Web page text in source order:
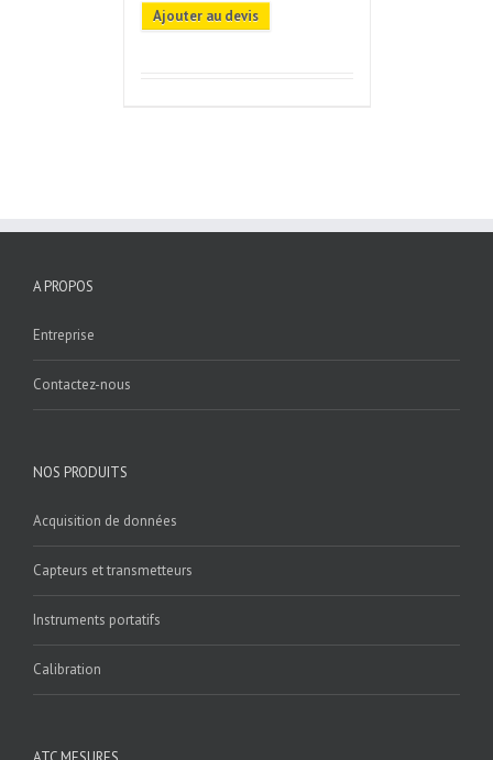
Ajouter au devis
A PROPOS
Entreprise
Contactez-nous
NOS PRODUITS
Acquisition de données
Capteurs et transmetteurs
Instruments portatifs
Calibration